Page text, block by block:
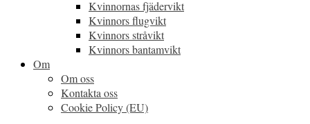
Kvinnornas fjädervikt
Kvinnors flugvikt
Kvinnors stråvikt
Kvinnors bantamvikt
Om
Om oss
Kontakta oss
Cookie Policy (EU)